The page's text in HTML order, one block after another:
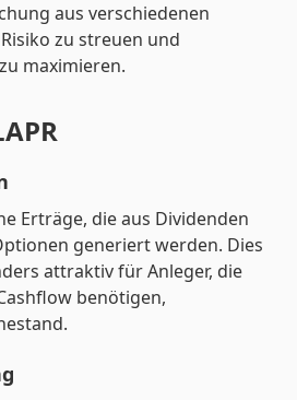
aus verschiedenen
zu streuen und
maximieren.
Erträge, die aus Dividenden
generiert werden. Dies
attraktiv für Anleger, die
benötigen,